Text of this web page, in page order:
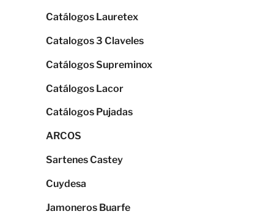
Catálogos Lauretex
Catalogos 3 Claveles
Catálogos Supreminox
Catálogos Lacor
Catálogos Pujadas
ARCOS
Sartenes Castey
Cuydesa
Jamoneros Buarfe